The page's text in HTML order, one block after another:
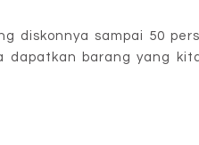
diskonnya sampai 50
dapatkan barang yang